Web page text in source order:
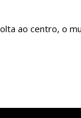
ao centro, o